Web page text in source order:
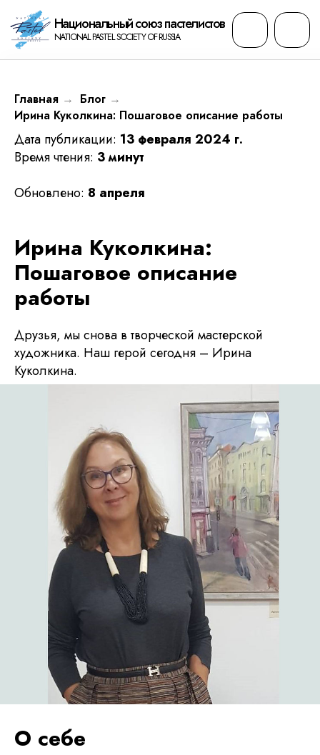
Национальный cоюз пастелистов
NATIONAL PASTEL SOCIETY OF RUSSIA
Главная → Блог →
Ирина Куколкина: Пошаговое описание работы
Дата публикации: 13 февраля 2024 г.
Время чтения: 3 минут
Обновлено: 8 апреля
Ирина Куколкина:
Пошаговое описание
работы
Друзья, мы снова в творческой мастерской
художника. Наш герой сегодня – Ирина
Куколкина.
О себе